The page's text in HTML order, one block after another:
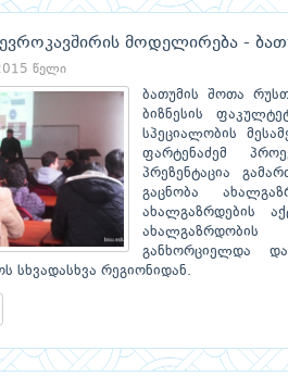
მოდელირება -
წელი
ბათუმის შოთა
ბიზნესის
სპეციალობის
ფარტენაძემ
პრეზენტაცია
გაცნობა
ახალგაზრდების
ახალგაზრდობის
განხორციელდა
სხვადასხვა რეგიონიდან.